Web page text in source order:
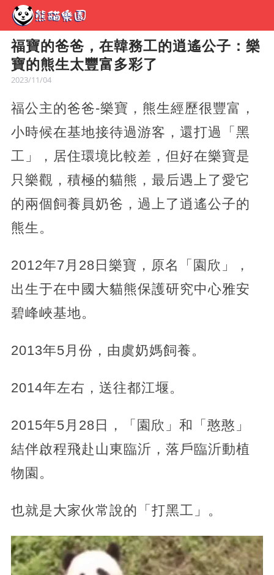
福寶的爸爸，在韓務工的逍遙公子：樂
寶的熊生太豐富多彩了
2023/11/04
福公主的爸爸-樂寶，熊生經歷很豐富，
小時候在基地接待過游客，還打過「黑
工」，居住環境比較差，但好在樂寶是
只樂觀，積極的貓熊，最后遇上了愛它
的兩個飼養員奶爸，過上了逍遙公子的
熊生。
2012年7月28日樂寶，原名「園欣」，
出生于在中國大貓熊保護研究中心雅安
碧峰峽基地。
2013年5月份，由虞奶媽飼養。
2014年左右，送往都江堰。
2015年5月28日，「園欣」和「憨憨」
結伴啟程飛赴山東臨沂，落戶臨沂動植
物園。
也就是大家伙常說的「打黑工」。